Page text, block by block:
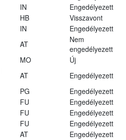
IN
Engedélyezett
HB
Visszavont
IN
Engedélyezett
AT
Nem
engedélyezett
MO
Új
AT
Engedélyezett
PG
Engedélyezett
FU
Engedélyezett
FU
Engedélyezett
FU
Engedélyezett
AT Engedélyezett